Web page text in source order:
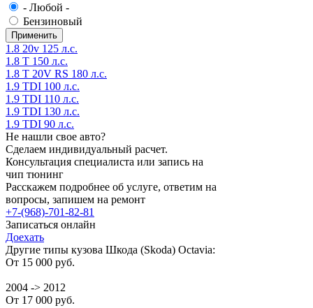
- Любой -
Бензиновый
1.8 20v 125 л.с.
1.8 T 150 л.с.
1.8 T 20V RS 180 л.с.
1.9 TDI 100 л.с.
1.9 TDI 110 л.с.
1.9 TDI 130 л.с.
1.9 TDI 90 л.с.
Не нашли свое авто?
Сделаем индивидуальный расчет.
Консультация специалиста или запись на
чип тюнинг
Расскажем подробнее об услуге, ответим на
вопросы, запишем на ремонт
+7-(968)-701-82-81
Записаться онлайн
Доехать
Другие типы кузова Шкода (Skoda) Octavia:
От 15 000 руб.
2004 -> 2012
От 17 000 руб.